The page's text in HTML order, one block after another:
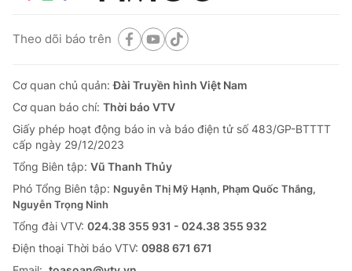
Theo dõi báo trên
Cơ quan chủ quản:Đài Truyền hình Việt Nam
Cơ quan báo chí: Thời báo VTV
Giấy phép hoạt động báo in và báo điện tử số 483/GP-BTTTT
cấp ngày 29/12/2023
Tổng Biên tập: Vũ Thanh Thủy
Phó Tổng Biên tập: Nguyễn Thị Mỹ Hạnh, Phạm Quốc Thắng,
Nguyễn Trọng Ninh
Tổng đài VTV: 024.38 355 931 - 024.38 355 932
Ðiện thoại Thời báo VTV: 0988 671 671